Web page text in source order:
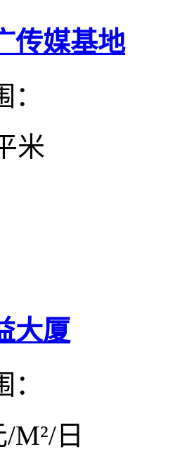
传媒基地
米
大厦
M²/日